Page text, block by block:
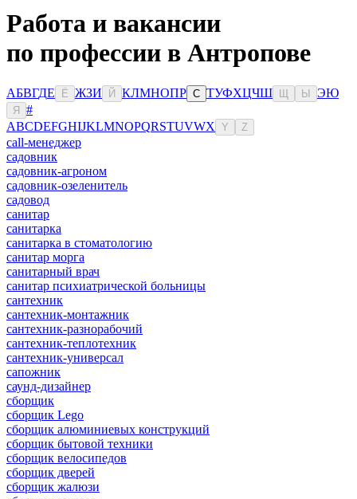
Работа и вакансии
по профессии в Антропове
АБВГДЕ Ё ЖЗИ Й КЛМНОПР С ТУФХЦЧШ Ы ЭЮ
Я
#
ABCDEFGHIJKLMNOPQRSTUVWX Y Z
сall-менеджер
садовник
садовник-агроном
садовник-озеленитель
садовод
санитар
санитарка
санитарка в стоматологию
санитар морга
санитарный врач
санитар психиатрической больницы
сантехник
сантехник-монтажник
сантехник-разнорабочий
сантехник-теплотехник
сантехник-универсал
сапожник
саунд-дизайнер
сборщик
сборщик Lego
сборщик алюминиевых конструкций
сборщик бытовой техники
сборщик велосипедов
сборщик дверей
сборщик жалюзи